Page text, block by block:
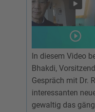
In diesem Video
Bhakdi,
Gespräch mit Dr.
interessanten
gewaltig das